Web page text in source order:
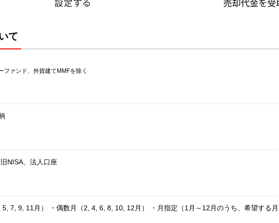
て
ファンド、外貨建てMMFを除く
NISA、法人口座
7, 9, 11月） ・偶数月（2, 4, 6, 8, 10, 12月） ・月指定（1月～12月のうち、希望する